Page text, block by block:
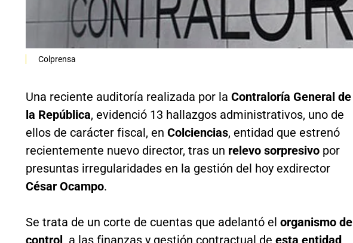
Colprensa
Una reciente auditoría realizada por la Contraloría General de
la República, evidenció 13 hallazgos administrativos, uno de
ellos de carácter fiscal, en Colciencias, entidad que estrenó
recientemente nuevo director, tras un relevo sorpresivopor
presuntas irregularidades en la gestión del hoy exdirector
César Ocampo.
Se trata de un corte de cuentas que adelantó el organismo de
control, a las finanzas y gestión contractual de esta entidad,